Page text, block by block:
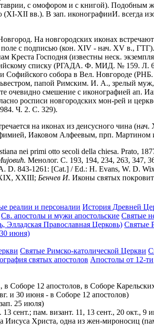
с омофором и с книгой).
XII вв.). В зап. иконографииИ. всегда
На новгородских иконах
поле с подписью (кон. XIV - нач. XV в.,
Креста Господня (известны неск.
списку (РГАДА. Ф. МИД. № 159. Л.
собора в Вел. Новгороде
папой Римским. И. А., зрелый
очевидно смешение с иконографией ап.
росписи новгородских мон-рей и
Ч. 2. С. 329).
на иконах из деисусного чина
Иаковом Алфеевым, прп.
nei primi otto secoli della chiesa. Prato,
Менолог. С. 193, 194, 234, 263, 347,
D. 843-1261: [Cat.] / Ed.: H. Evans, W. D.
XXIII; Бенчев И. Иконы святых
реалии и персоналии История Древней
Св. апостолы и мужи апостольские Святые
Элладская Православная Церковь) Святые
июня)
Святые Римско-католической Церкви
святых апостолов Апостолы от 12-ти
в Соборе 12 апостолов, в Соборе
и 30 июня - в Соборе 12 апостолов)
25 июля)
сент.; пам. визант. 11, 13 сент., 20 окт., 9
Иисуса Христа, одна из жен-мироносиц